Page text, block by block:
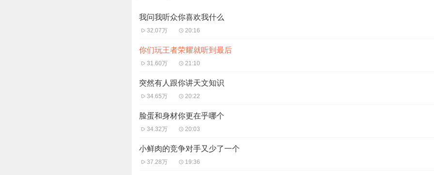
我问我听众你喜欢我什么
32.07万 20:16
你们玩王者荣耀就听到最后
31.60万 21:10
突然有人跟你讲天文知识
34.65万 20:22
脸蛋和身材你更在乎哪个
34.32万 20:03
小鲜肉的竞争对手又少了一个
37.28万 19:36